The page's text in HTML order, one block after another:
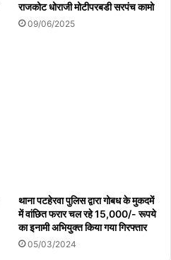
राजकोट धोराजी मोटीपरबडी सरपंच कामो
09/06/2025
थाना पटहेरवा पुलिस द्वारा गोबध के मुकदमें
में वांछित फरार चल रहे 15,000/- रूपये
का इनामी अभियुक्त किया गया गिरफ्तार
05/03/2024